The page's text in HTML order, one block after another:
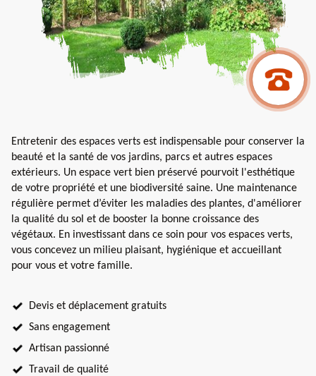
Entretenir des espaces verts est indispensable pour conserver la
beauté et la santé de vos jardins, parcs et autres espaces
extérieurs. Un espace vert bien préservé pourvoit l'esthétique
de votre propriété et une biodiversité saine. Une maintenance
régulière permet d’éviter les maladies des plantes, d'améliorer
la qualité du sol et de booster la bonne croissance des
végétaux. En investissant dans ce soin pour vos espaces verts,
vous concevez un milieu plaisant, hygiénique et accueillant
pour vous et votre famille.
Devis et déplacement gratuits
Sans engagement
Artisan passionné
Travail de qualité